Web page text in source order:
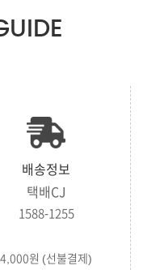
배송정보
택배CJ
1588-1255
4,000원 (선불결제)